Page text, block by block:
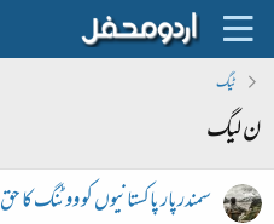
ٹیگ
ن لیگ
سمندرپار پاکستانیوں کو ووٹنگ کا حق